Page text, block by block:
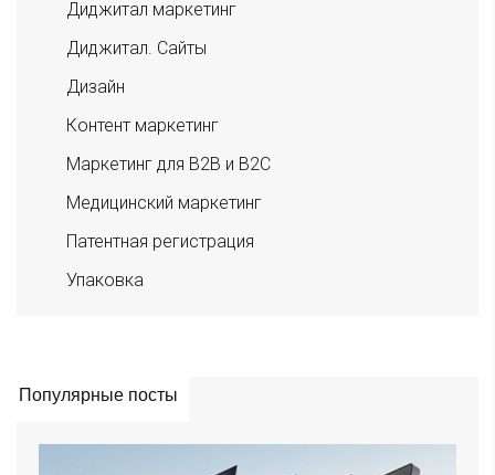
Диджитал маркетинг
Диджитал. Сайты
Дизайн
Контент маркетинг
Маркетинг для B2B и B2C
Медицинский маркетинг
Патентная регистрация
Упаковка
Популярные посты